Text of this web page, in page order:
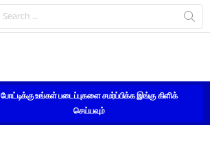
for:
போட்டிக்கு உங்கள் படைப்புகளை சமர்ப்பிக்க இங்கு கிளிக்
செய்யவும்